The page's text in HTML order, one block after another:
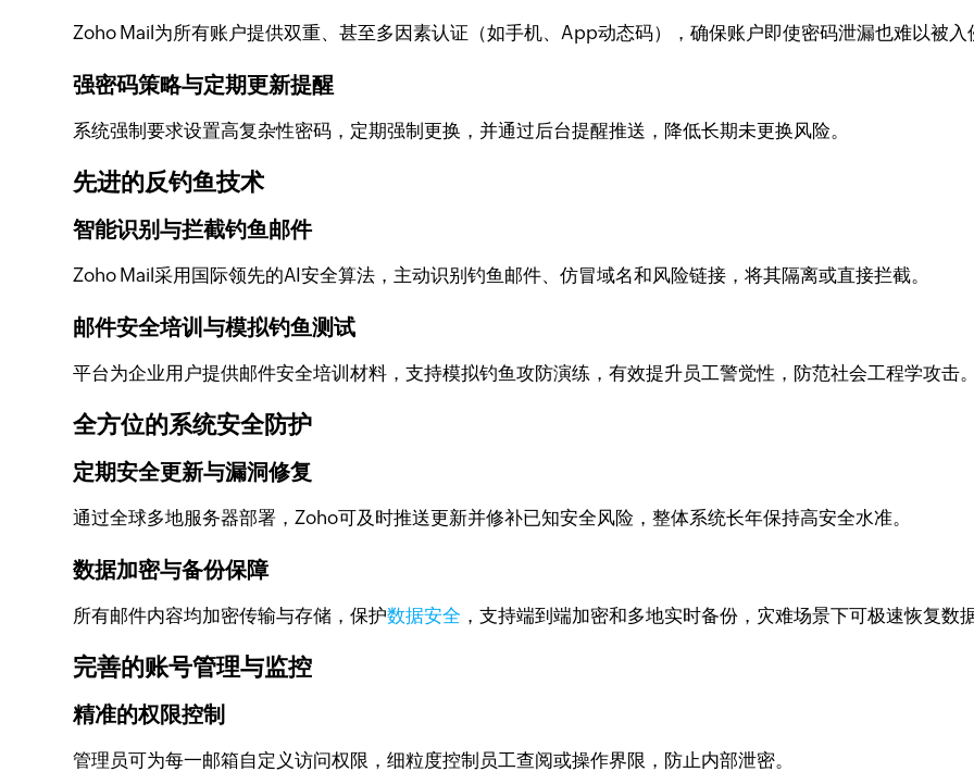
Zoho Mail为所有账户提供双重、甚至多因素认证（如手机、App动态码），确保账户即使密码泄漏也难以被入
强密码策略与定期更新提醒
系统强制要求设置高复杂性密码，定期强制更换，并通过后台提醒推送，降低长期未更换风险。
先进的反钓鱼技术
智能识别与拦截钓鱼邮件
Zoho Mail采用国际领先的AI安全算法，主动识别钓鱼邮件、仿冒域名和风险链接，将其隔离或直接拦截。
邮件安全培训与模拟钓鱼测试
平台为企业用户提供邮件安全培训材料，支持模拟钓鱼攻防演练，有效提升员工警觉性，防范社会工程学攻击
全方位的系统安全防护
定期安全更新与漏洞修复
通过全球多地服务器部署，Zoho可及时推送更新并修补已知安全风险，整体系统长年保持高安全水准。
数据加密与备份保障
所有邮件内容均加密传输与存储，保护数据安全 ，支持端到端加密和多地实时备份，灾难场景下可极速恢复数
完善的账号管理与监控
精准的权限控制
管理员可为每一邮箱自定义访问权限，细粒度控制员工查阅或操作界限，防止内部泄密。